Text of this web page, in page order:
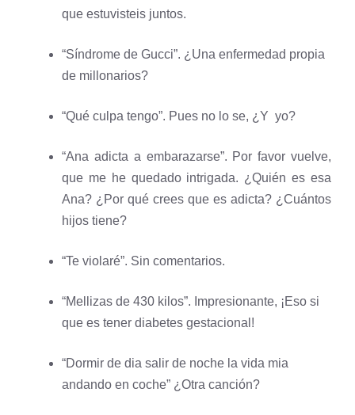
que estuvisteis juntos.
“Síndrome de Gucci”. ¿Una enfermedad propia
de millonarios?
“Qué culpa tengo”. Pues no lo se, ¿Y yo?
“Ana adicta a embarazarse”. Por favor vuelve,
que me he quedado intrigada. ¿Quién es esa
Ana? ¿Por qué crees que es adicta? ¿Cuántos
hijos tiene?
“Te violaré”. Sin comentarios.
“Mellizas de 430 kilos”. Impresionante, ¡Eso si
que es tener diabetes gestacional!
“Dormir de dia salir de noche la vida mia
andando en coche” ¿Otra canción?